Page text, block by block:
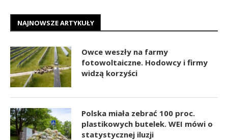
NAJNOWSZE ARTYKUŁY
Owce weszły na farmy
fotowoltaiczne. Hodowcy i firmy
widzą korzyści
Polska miała zebrać 100 proc.
plastikowych butelek. WEI mówi o
statystycznej iluzji